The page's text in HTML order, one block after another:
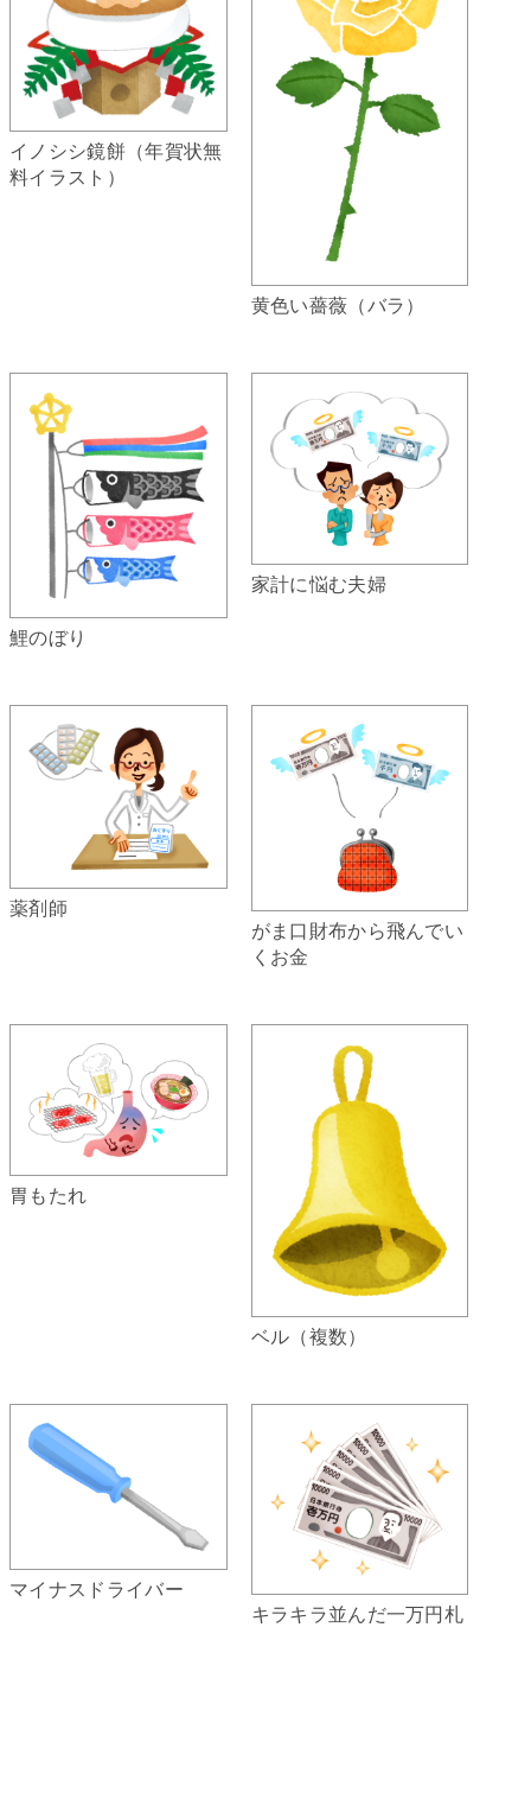
イノシシ鏡餅（年賀状無
料イラスト）
黄色い薔薇（バラ）
鯉のぼり
家計に悩む夫婦
薬剤師
がま口財布から飛んでい
くお金
胃もたれ
ベル（複数）
マイナスドライバー
キラキラ並んだ一万円札